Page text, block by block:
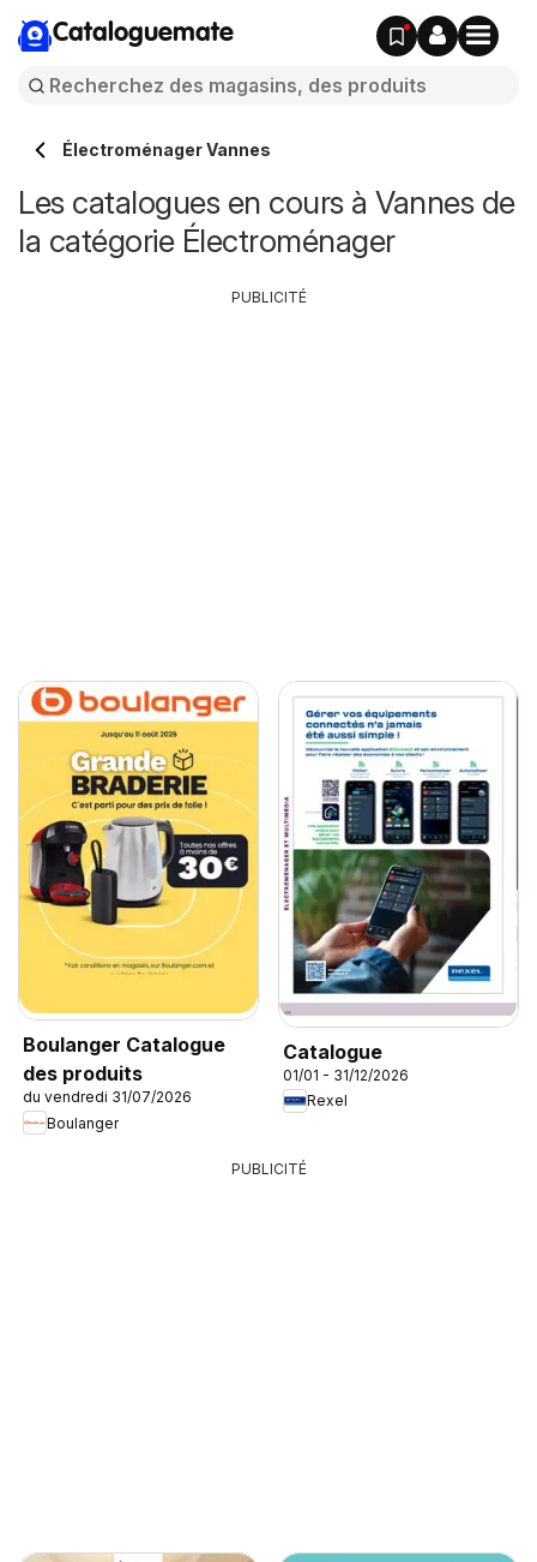
Cataloguemate
Électroménager Vannes
Les catalogues en cours à Vannes de
la catégorie Électroménager
Boulanger Catalogue
des produits
du vendredi 31/07/2026
Boulanger
Catalogue
01/01 - 31/12/2026
Rexel
PUBLICITÉ
PUBLICITÉ